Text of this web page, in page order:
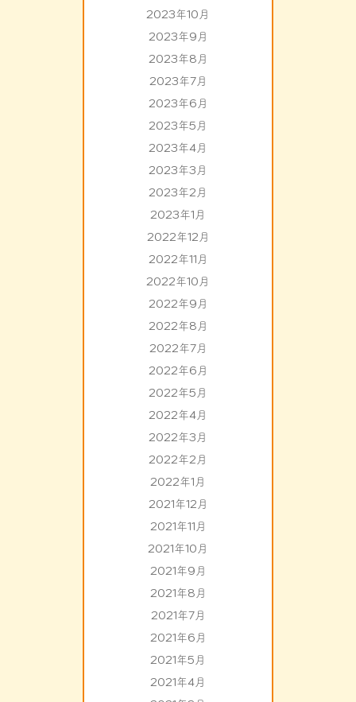
2023年10月
2023年9月
2023年8月
2023年7月
2023年6月
2023年5月
2023年4月
2023年3月
2023年2月
2023年1月
2022年12月
2022年11月
2022年10月
2022年9月
2022年8月
2022年7月
2022年6月
2022年5月
2022年4月
2022年3月
2022年2月
2022年1月
2021年12月
2021年11月
2021年10月
2021年9月
2021年8月
2021年7月
2021年6月
2021年5月
2021年4月